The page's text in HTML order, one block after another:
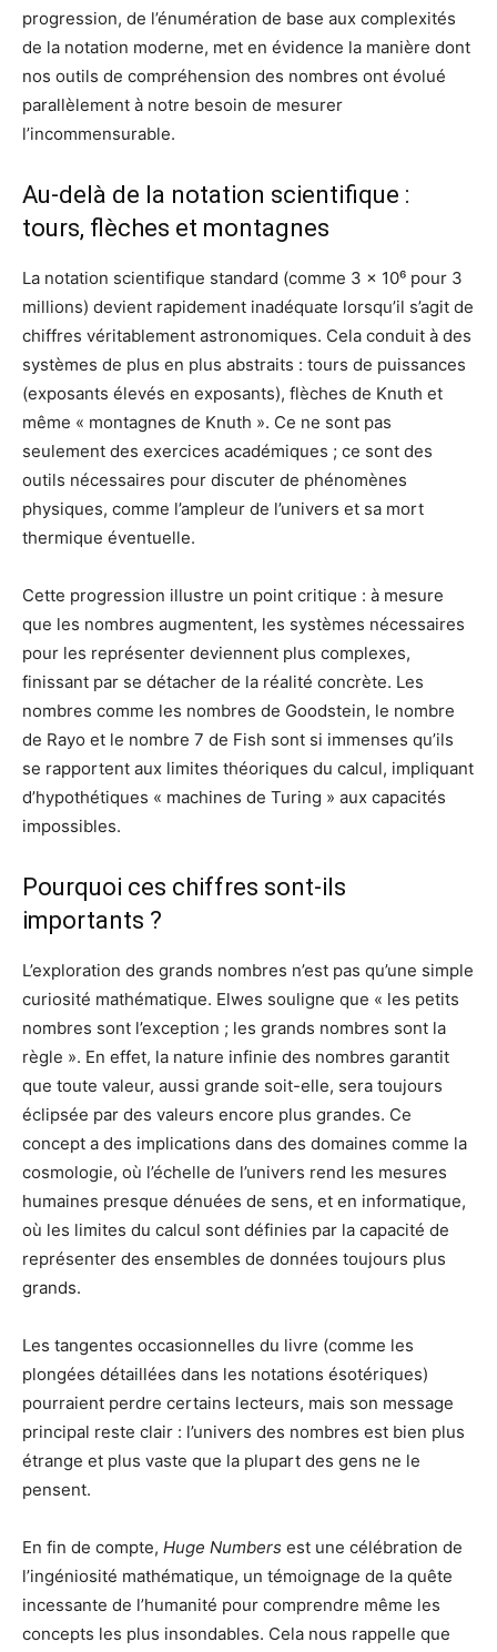
progression, de l’énumération de base aux complexités
de la notation moderne, met en évidence la manière dont
nos outils de compréhension des nombres ont évolué
parallèlement à notre besoin de mesurer
l’incommensurable.
Au-delà de la notation scientifique :
tours, flèches et montagnes
La notation scientifique standard (comme 3 × 10⁶ pour 3
millions) devient rapidement inadéquate lorsqu’il s’agit de
chiffres véritablement astronomiques. Cela conduit à des
systèmes de plus en plus abstraits : tours de puissances
(exposants élevés en exposants), flèches de Knuth et
même « montagnes de Knuth ». Ce ne sont pas
seulement des exercices académiques ; ce sont des
outils nécessaires pour discuter de phénomènes
physiques, comme l’ampleur de l’univers et sa mort
thermique éventuelle.
Cette progression illustre un point critique : à mesure
que les nombres augmentent, les systèmes nécessaires
pour les représenter deviennent plus complexes,
finissant par se détacher de la réalité concrète. Les
nombres comme les nombres de Goodstein, le nombre
de Rayo et le nombre 7 de Fish sont si immenses qu’ils
se rapportent aux limites théoriques du calcul, impliquant
d’hypothétiques « machines de Turing » aux capacités
impossibles.
Pourquoi ces chiffres sont-ils
importants ?
L’exploration des grands nombres n’est pas qu’une simple
curiosité mathématique. Elwes souligne que « les petits
nombres sont l’exception ; les grands nombres sont la
règle ». En effet, la nature infinie des nombres garantit
que toute valeur, aussi grande soit-elle, sera toujours
éclipsée par des valeurs encore plus grandes. Ce
concept a des implications dans des domaines comme la
cosmologie, où l’échelle de l’univers rend les mesures
humaines presque dénuées de sens, et en informatique,
où les limites du calcul sont définies par la capacité de
représenter des ensembles de données toujours plus
grands.
Les tangentes occasionnelles du livre (comme les
plongées détaillées dans les notations ésotériques)
pourraient perdre certains lecteurs, mais son message
principal reste clair : l’univers des nombres est bien plus
étrange et plus vaste que la plupart des gens ne le
pensent.
En fin de compte, Huge Numbers est une célébration de
l’ingéniosité mathématique, un témoignage de la quête
incessante de l’humanité pour comprendre même les
concepts les plus insondables. Cela nous rappelle que